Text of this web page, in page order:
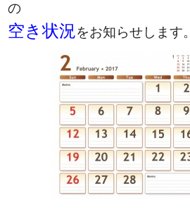
の
空き状況をお知らせします。